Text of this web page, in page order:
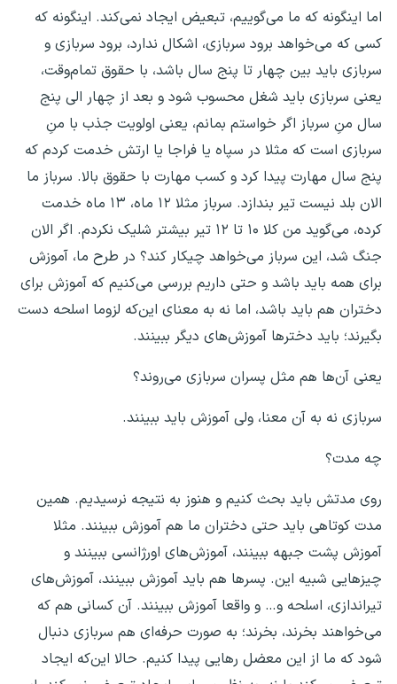
اما اینگونه که ما می‌گوییم، تبعیض ایجاد نمی‌کند. اینگونه که
کسی که می‌خواهد برود سربازی، اشکال ندارد، برود سربازی و
سربازی باید بین چهار تا پنج سال باشد، با حقوق تمام‌وقت،
یعنی سربازی باید شغل محسوب شود و بعد از چهار الی پنج
سال منِ سرباز اگر خواستم بمانم، یعنی اولویت جذب با منِ
سربازی است که مثلا در سپاه یا فراجا یا ارتش خدمت کردم که
پنج سال مهارت پیدا کرد و کسب مهارت با حقوق بالا. سرباز ما
الان بلد نیست تیر بندازد. سرباز مثلا ۱۲ ماه، ۱۳ ماه خدمت
کرده، می‌گوید من کلا ۱۰ تا ۱۲ تیر بیشتر شلیک نکردم. اگر الان
جنگ شد، این سرباز می‌خواهد چیکار کند؟ در طرح ما، آموزش
برای همه باید باشد و حتی داریم بررسی می‌کنیم که آموزش برای
دختران هم باید باشد، اما نه به معنای این‌که لزوما اسلحه دست
بگیرند؛ باید دخترها آموزش‌های دیگر ببینند.
یعنی آن‌ها هم مثل پسران سربازی می‌روند؟
سربازی نه به آن معنا، ولی آموزش باید ببینند.
چه مدت؟
روی مدتش باید بحث کنیم و هنوز به نتیجه نرسیدیم. همین
مدت کوتاهی باید حتی دختران ما هم آموزش ببینند. مثلا
آموزش پشت جبهه ببینند، آموزش‌های اورژانسی ببینند و
چیزهایی شبیه این. پسرها هم باید آموزش ببینند، آموزش‌های
تیراندازی، اسلحه و… و واقعا آموزش ببینند. آن کسانی هم که
می‌خواهند بخرند، بخرند؛ به صورت حرفه‌ای هم سربازی دنبال
شود که ما از این معضل رهایی پیدا کنیم. حالا این‌که ایجاد